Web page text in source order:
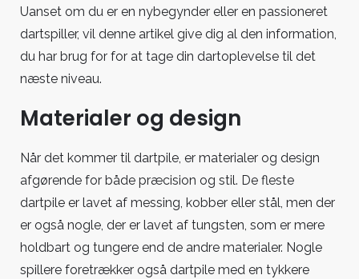
Uanset om du er en nybegynder eller en passioneret
dartspiller, vil denne artikel give dig al den information,
du har brug for for at tage din dartoplevelse til det
næste niveau.
Materialer og design
Når det kommer til dartpile, er materialer og design
afgørende for både præcision og stil. De fleste
dartpile er lavet af messing, kobber eller stål, men der
er også nogle, der er lavet af tungsten, som er mere
holdbart og tungere end de andre materialer. Nogle
spillere foretrækker også dartpile med en tykkere